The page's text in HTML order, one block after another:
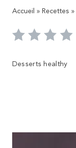
Accueil » Recettes »
Desserts healthy